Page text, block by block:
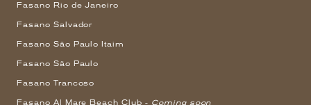
Fasano Rio de Janeiro
Fasano Salvador
Fasano São Paulo Itaim
Fasano São Paulo
Fasano Trancoso
Fasano Al Mare Beach Club - Coming soon